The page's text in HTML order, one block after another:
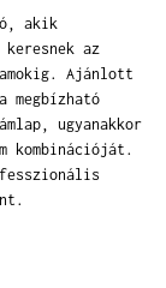
akik
az
Ajánlott
megbízható
ugyanakkor
kombinációját.